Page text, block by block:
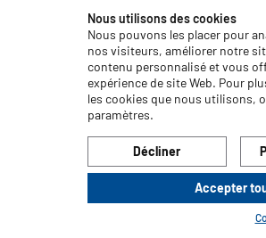
N° de téléphone:040-889010-0
N° de fax:040-889010-11
Courriel: einkauf@toplicht.de
Yachtprofi.de GmbH
Nous utilisons des cookies
Nous pouvons les placer pour
nos visiteurs, améliorer notre
contenu personnalisé et vous
expérience de site Web. Pour
les cookies que nous utilisons,
paramètres.
Décliner
Accepter